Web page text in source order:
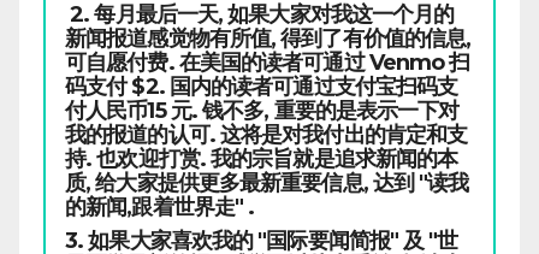
2. 每月最后一天, 如果大家对我这一个月的
新闻报道感觉物有所值, 得到了有价值的信息,
可自愿付费. 在美国的读者可通过 Venmo 扫
码支付 $2. 国内的读者可通过支付宝扫码支
付人民币15 元. 钱不多, 重要的是表示一下对
我的报道的认可. 这将是对我付出的肯定和支
持. 也欢迎打赏. 我的宗旨就是追求新闻的本
质, 给大家提供更多最新重要信息, 达到 "读我
的新闻,跟着世界走" .
3. 如果大家喜欢我的 "国际要闻简报" 及 "世